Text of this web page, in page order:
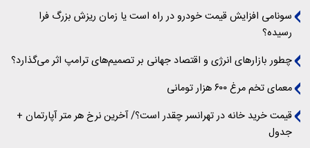
سونامی افزایش قیمت خودرو در راه است یا زمان ریزش بزرگ فرا
رسیده؟
چطور بازارهای انرژی و اقتصاد جهانی بر تصمیم‌های ترامپ اثر می‌گذارد؟
معمای تخم مرغ ۶۰۰ هزار تومانی
قیمت خرید خانه در تهرانسر چقدر است؟/ آخرین نرخ هر متر آپارتمان +
جدول